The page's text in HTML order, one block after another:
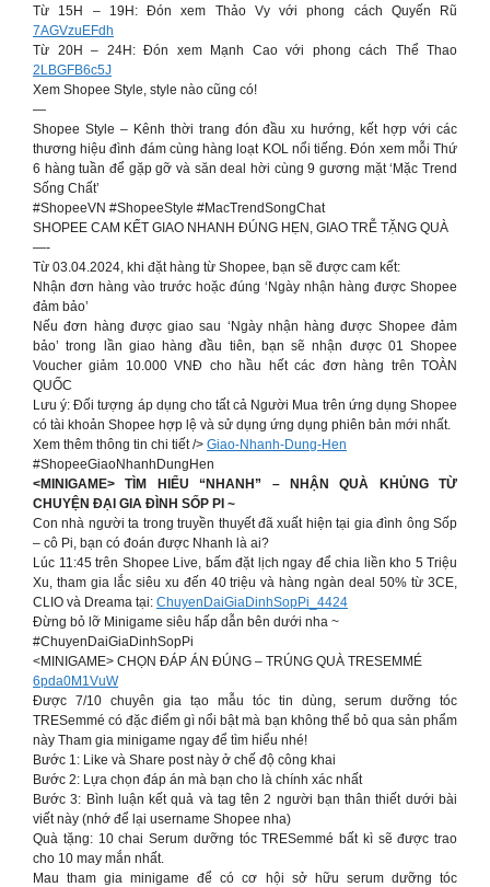
Từ 15H – 19H: Đón xem Thảo Vy với phong cách Quyến Rũ
7AGVzuEFdh
Từ 20H – 24H: Đón xem Mạnh Cao với phong cách Thể Thao
2LBGFB6c5J
Xem Shopee Style, style nào cũng có!
—
Shopee Style – Kênh thời trang đón đầu xu hướng, kết hợp với các
thương hiệu đình đám cùng hàng loạt KOL nổi tiếng. Đón xem mỗi Thứ
6 hàng tuần để gặp gỡ và săn deal hời cùng 9 gương mặt ‘Mặc Trend
Sống Chất’
#ShopeeVN #ShopeeStyle #MacTrendSongChat
SHOPEE CAM KẾT GIAO NHANH ĐÚNG HẸN, GIAO TRỄ TẶNG QUÀ
—-
Từ 03.04.2024, khi đặt hàng từ Shopee, bạn sẽ được cam kết:
Nhận đơn hàng vào trước hoặc đúng ‘Ngày nhận hàng được Shopee
đảm bảo’
Nếu đơn hàng được giao sau ‘Ngày nhận hàng được Shopee đảm
bảo’ trong lần giao hàng đầu tiên, bạn sẽ nhận được 01 Shopee
Voucher giảm 10.000 VNĐ cho hầu hết các đơn hàng trên TOÀN
QUỐC
Lưu ý: Đối tượng áp dụng cho tất cả Người Mua trên ứng dụng Shopee
có tài khoản Shopee hợp lệ và sử dụng ứng dụng phiên bản mới nhất.
Xem thêm thông tin chi tiết /> Giao-Nhanh-Dung-Hen
#ShopeeGiaoNhanhDungHen
<MINIGAME> TÌM HIỂU “NHANH” – NHẬN QUÀ KHỦNG TỪ
CHUYỆN ĐẠI GIA ĐÌNH SỐP PI ~
Con nhà người ta trong truyền thuyết đã xuất hiện tại gia đình ông Sốp
– cô Pi, bạn có đoán được Nhanh là ai?
Lúc 11:45 trên Shopee Live, bấm đặt lịch ngay để chia liền kho 5 Triệu
Xu, tham gia lắc siêu xu đến 40 triệu và hàng ngàn deal 50% từ 3CE,
CLIO và Dreama tại: ChuyenDaiGiaDinhSopPi_4424
Đừng bỏ lỡ Minigame siêu hấp dẫn bên dưới nha ~
#ChuyenDaiGiaDinhSopPi
<MINIGAME> CHỌN ĐÁP ÁN ĐÚNG – TRÚNG QUÀ TRESEMMÉ
6pda0M1VuW
Được 7/10 chuyên gia tạo mẫu tóc tin dùng, serum dưỡng tóc
TRESemmé có đặc điểm gì nổi bật mà bạn không thể bỏ qua sản phẩm
này Tham gia minigame ngay để tìm hiểu nhé!
Bước 1: Like và Share post này ở chế độ công khai
Bước 2: Lựa chọn đáp án mà bạn cho là chính xác nhất
Bước 3: Bình luận kết quả và tag tên 2 người bạn thân thiết dưới bài
viết này (nhớ để lại username Shopee nha)
Quà tặng: 10 chai Serum dưỡng tóc TRESemmé bất kì sẽ được trao
cho 10 may mắn nhất.
Mau tham gia minigame để có cơ hội sở hữu serum dưỡng tóc